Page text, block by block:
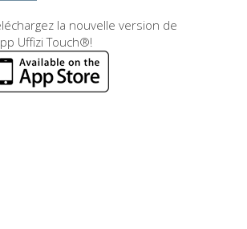
la nouvelle version de
Uffizi Touch®!